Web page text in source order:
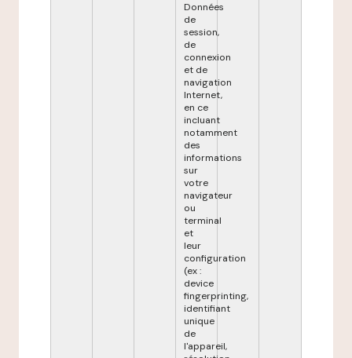
Données
de
session,
de
connexion
et de
navigation
Internet,
en ce
incluant
notamment
des
informations
sur
votre
navigateur
ou
terminal
et
leur
configuration
(ex :
device
fingerprinting,
identifiant
unique
de
l'appareil,